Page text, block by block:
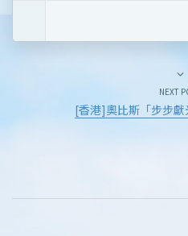
NEXT
[香港]奧比斯「步步